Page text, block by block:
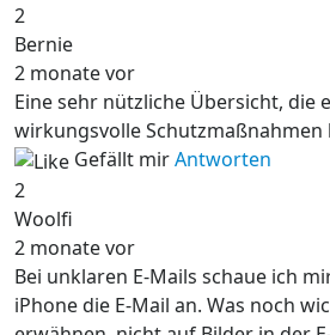
2
Bernie
2 monate vor
Eine sehr nützliche Übersicht, die
wirkungsvolle Schutzmaßnahmen
Gefällt mirAntworten
2
Woolfi
2 monate vor
Bei unklaren E-Mails schaue ich
iPhone die E-Mail an. Was noch